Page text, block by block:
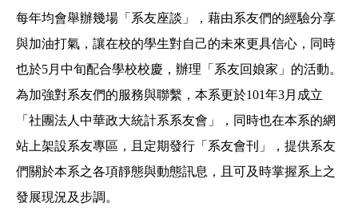
每年均會舉辦幾場「系友座談」，藉由系友們的經驗分享
與加油打氣，讓在校的學生對自己的未來更具信心，同時
也於5月中旬配合學校校慶，辦理「系友回娘家」的活動。
為加強對系友們的服務與聯繫，本系更於101年3月成立
「社團法人中華政大統計系系友會」，同時也在本系的網
站上架設系友專區，且定期發行「系友會刊」，提供系友
們關於本系之各項靜態與動態訊息，且可及時掌握系上之
發展現況及步調。